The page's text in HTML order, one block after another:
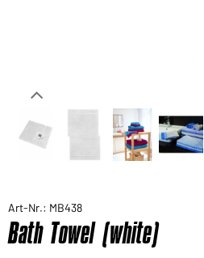
Art-Nr.: MB438
Bath Towel (white)